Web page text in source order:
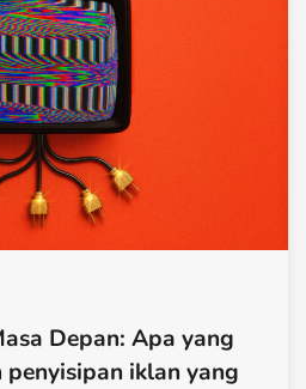
Depan: Apa yang
iklan yang